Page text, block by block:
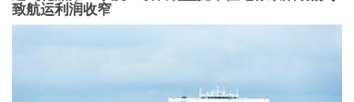
致航运利润收窄